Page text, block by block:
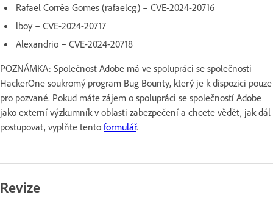
Rafael Corrêa Gomes (rafaelcg) – CVE-2024-20716
lboy – CVE-2024-20717
Alexandrio – CVE-2024-20718
POZNÁMKA: Společnost Adobe má ve spolupráci se společnosti
HackerOne soukromý program Bug Bounty, který je k dispozici pouze
pro pozvané. Pokud máte zájem o spolupráci se společností Adobe
jako externí výzkumník v oblasti zabezpečení a chcete vědět, jak dál
postupovat, vyplňte tento formulář.
Revize